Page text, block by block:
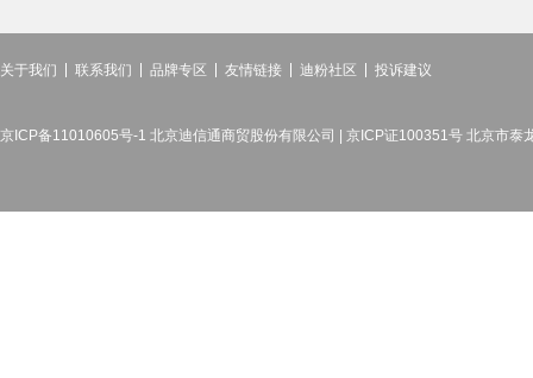
关于我们 联系我们 品牌专区 友情链接 迪粉社区 投诉建议
京ICP备11010605号-1 北京迪信通商贸股份有限公司 | 京ICP证100351号 北京市泰